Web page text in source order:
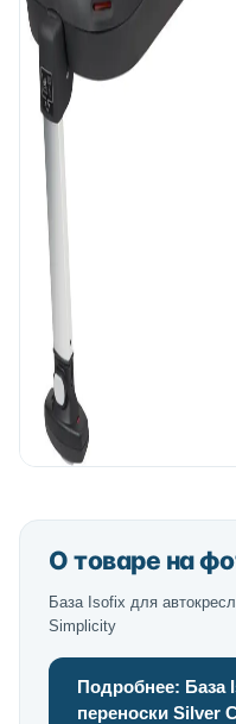
О товаре на
База Isofix для
Simplicity
Подробнее: База
переноски Silver